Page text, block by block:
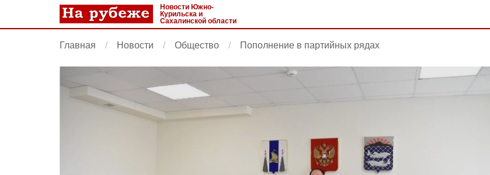
Новости Южно-
Курильска и
Сахалинской области
Главная Новости Общество Пополнение в партийных рядах